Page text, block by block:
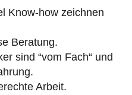
Know-how zeichnen
Beratung.
sind “vom Fach“ und
Arbeit.